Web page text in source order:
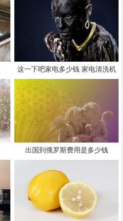
这一下吧家电多少钱 家电清洗机
多少钱一台
出国到俄罗斯费用是多少钱